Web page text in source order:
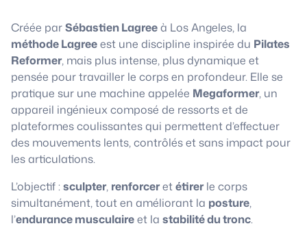
Créée parSébastien Lagreeà Los Angeles, la
méthode Lagreeest une discipline inspirée du Pilates
Reformer, mais plus intense, plus dynamique et
pensée pour travailler le corps en profondeur. Elle se
pratique sur une machine appelée Megaformer, un
appareil ingénieux composé de ressorts et de
plateformes coulissantes qui permettent d’effectuer
des mouvements lents, contrôlés et sans impact pour
les articulations.
L’objectif :sculpter, renforceretétirerle corps
simultanément, tout en améliorant la posture,
l’endurance musculaireet la stabilité du tronc.